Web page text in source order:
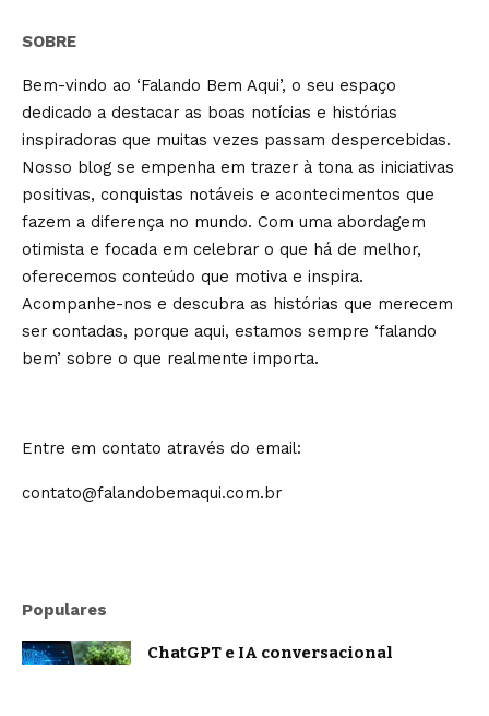
SOBRE
Bem-vindo ao ‘Falando Bem Aqui’, o seu espaço
dedicado a destacar as boas notícias e histórias
inspiradoras que muitas vezes passam despercebidas.
Nosso blog se empenha em trazer à tona as iniciativas
positivas, conquistas notáveis e acontecimentos que
fazem a diferença no mundo. Com uma abordagem
otimista e focada em celebrar o que há de melhor,
oferecemos conteúdo que motiva e inspira.
Acompanhe-nos e descubra as histórias que merecem
ser contadas, porque aqui, estamos sempre ‘falando
bem’ sobre o que realmente importa.
Entre em contato através do email:
contato@falandobemaqui.com.br
Populares
ChatGPT e IA conversacional